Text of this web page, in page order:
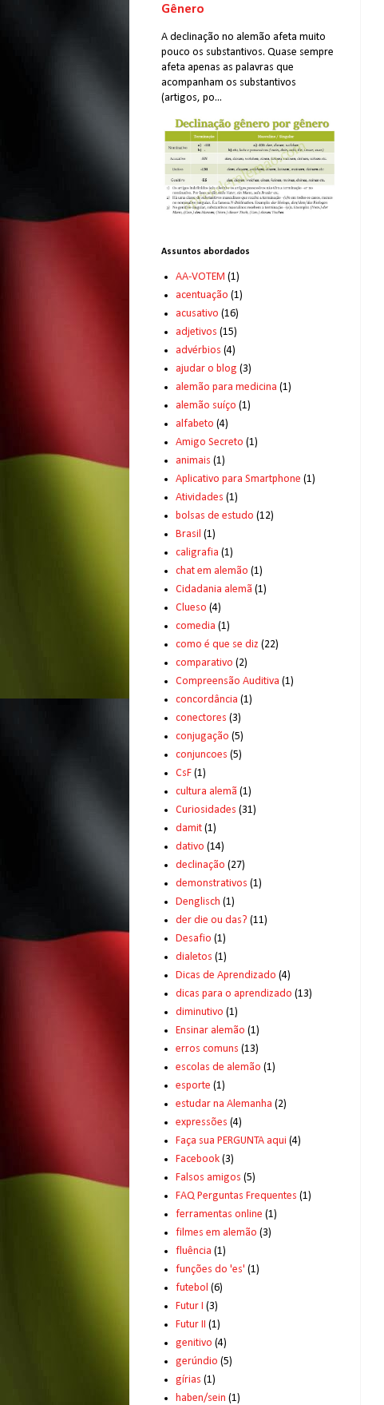
Gênero
A declinação no alemão afeta muito
pouco os substantivos. Quase sempre
afeta apenas as palavras que
acompanham os substantivos
(artigos, po...
Assuntos abordados
AA-VOTEM (1)
acentuação (1)
acusativo (16)
adjetivos (15)
advérbios (4)
ajudar o blog (3)
alemão para medicina (1)
alemão suíço (1)
alfabeto (4)
Amigo Secreto (1)
animais (1)
Aplicativo para Smartphone (1)
Atividades (1)
bolsas de estudo (12)
Brasil (1)
caligrafia (1)
chat em alemão (1)
Cidadania alemã (1)
Clueso (4)
comedia (1)
como é que se diz (22)
comparativo (2)
Compreensão Auditiva (1)
concordância (1)
conectores (3)
conjugação (5)
conjuncoes (5)
CsF (1)
cultura alemã (1)
Curiosidades (31)
damit (1)
dativo (14)
declinação (27)
demonstrativos (1)
Denglisch (1)
der die ou das? (11)
Desafio (1)
dialetos (1)
Dicas de Aprendizado (4)
dicas para o aprendizado (13)
diminutivo (1)
Ensinar alemão (1)
erros comuns (13)
escolas de alemão (1)
esporte (1)
estudar na Alemanha (2)
expressões (4)
Faça sua PERGUNTA aqui (4)
Facebook (3)
Falsos amigos (5)
FAQ Perguntas Frequentes (1)
ferramentas online (1)
filmes em alemão (3)
fluência (1)
funções do 'es' (1)
futebol (6)
Futur I (3)
Futur II (1)
genitivo (4)
gerúndio (5)
gírias (1)
haben/sein (1)